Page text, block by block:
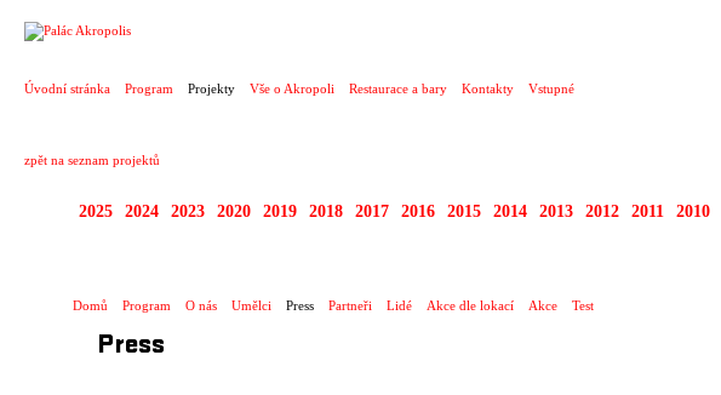
Úvodní stránka Program Projekty Vše o Akropoli Restaurace a bary Kontakty Vstupné
zpět na seznam projektů
2025 2024 2023 2020 2019 2018 2017 2016 2015 2014 2013 2012 2011 2010
Domů Program O nás Umělci Press Partneři Lidé Akce dle lokací Akce Test
Press